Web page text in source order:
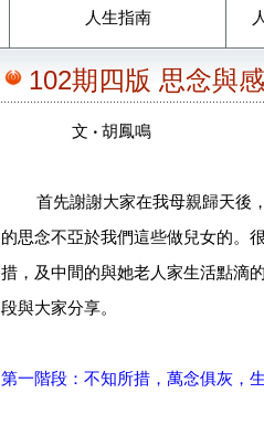
人生指南
102期四版 思念與
文 ‧ 胡鳳鳴
首先謝謝大家在我母親歸天後
的思念不亞於我們這些做兒女的。
措，及中間的與她老人家生活點滴
段與大家分享。
第一階段：不知所措，萬念俱灰，